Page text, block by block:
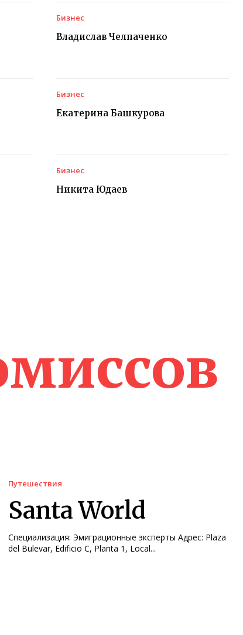
Бизнес
Владислав Челпаченко
Бизнес
Екатерина Башкурова
Бизнес
Никита Юдаев
Путешествия
Santa World
Специализация: Эмиграционные эксперты Адрес: Plaza
del Bulevar, Edificio C, Planta 1, Local...